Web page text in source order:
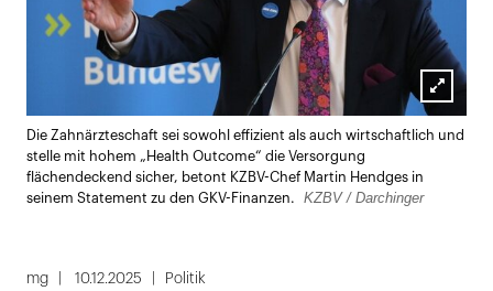
Lightbox
öffnen
Die Zahnärzteschaft sei sowohl effizient als auch wirtschaftlich und
stelle mit hohem „Health Outcome“ die Versorgung
flächendeckend sicher, betont KZBV-Chef Martin Hendges in
seinem Statement zu den GKV-Finanzen.
KZBV / Darchinger
mg 10.12.2025 Politik